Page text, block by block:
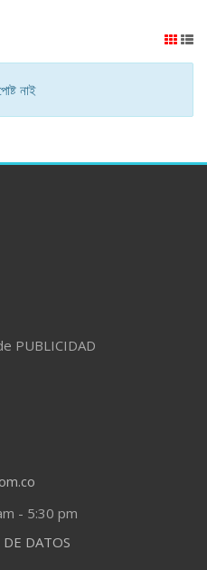
নাই
PUBLICIDAD
- 5:30 pm
DATOS